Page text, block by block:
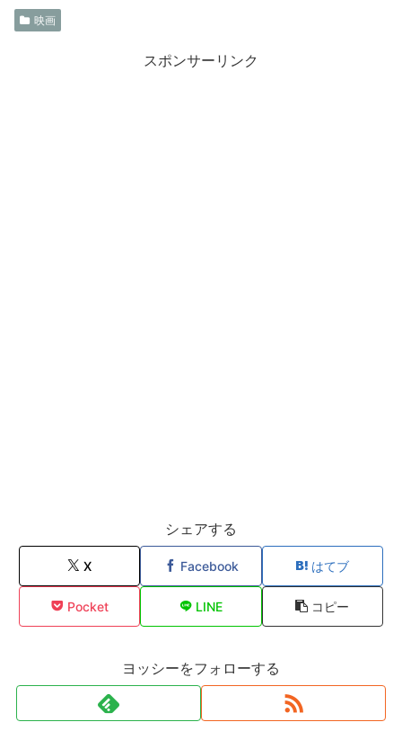
映画
スポンサーリンク
シェアする
X Facebook はてブ
Pocket LINE コピー
ヨッシーをフォローする